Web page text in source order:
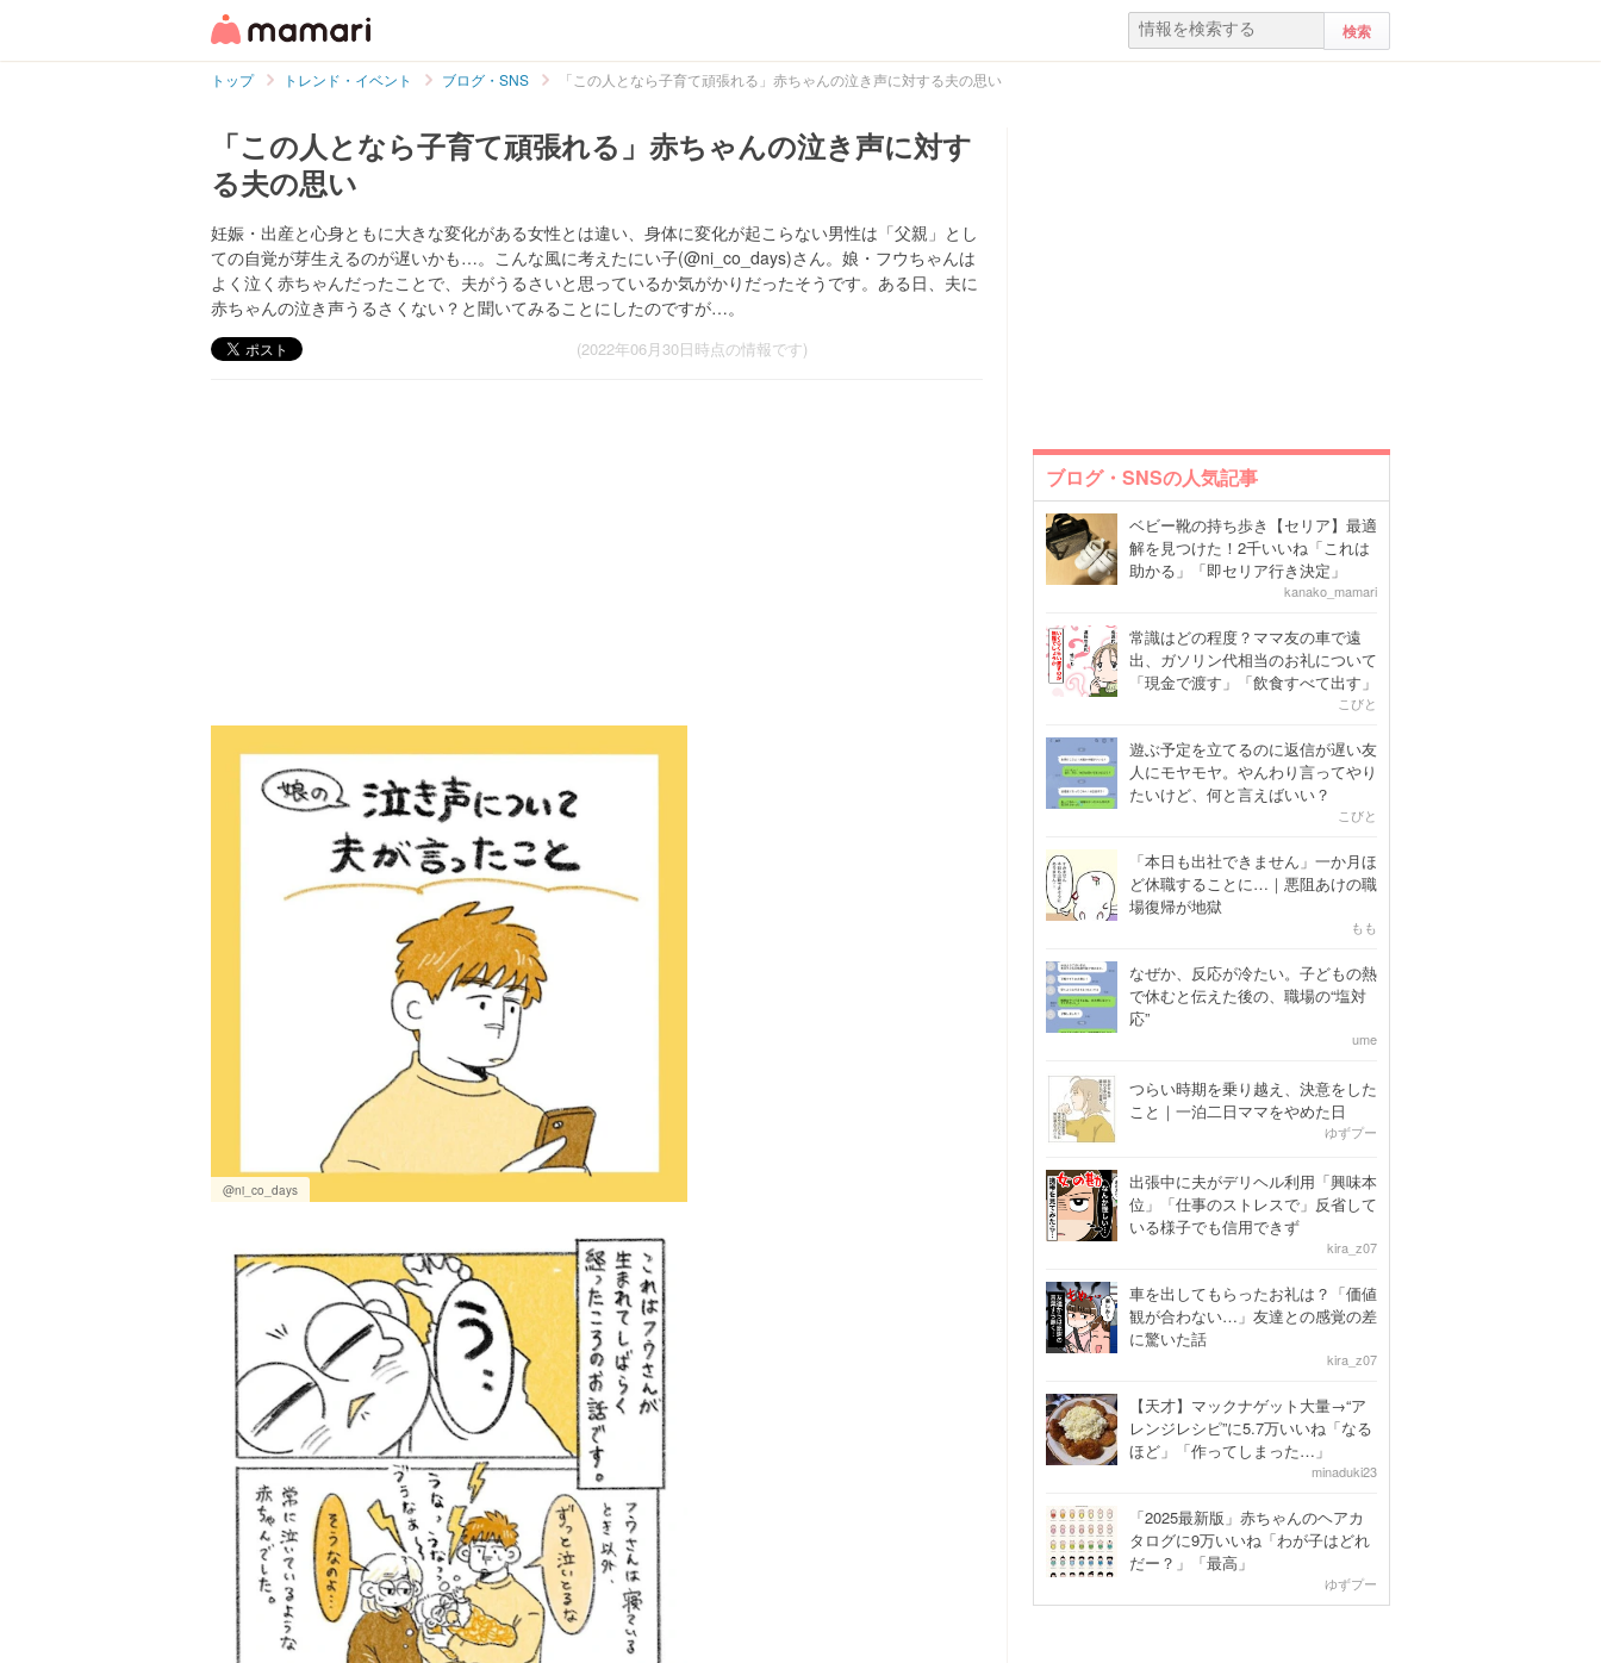
トップ トレンド・イベント ブログ・SNS 「この人となら子育て頑張れる」赤ちゃんの泣き声に対する夫の思い
「この人となら子育て頑張れる」赤ちゃんの泣き声に対す
る夫の思い
妊娠・出産と心身ともに大きな変化がある女性とは違い、身体に変化が起こらない男性は「父親」とし
ての自覚が芽生えるのが遅いかも…。こんな風に考えたにい子(@ni_co_days)さん。娘・フウちゃんは
よく泣く赤ちゃんだったことで、夫がうるさいと思っているか気がかりだったそうです。ある日、夫に
赤ちゃんの泣き声うるさくない？と聞いてみることにしたのですが…。
(2022年06月30日時点の情報です)
@ni_co_days
ブログ・SNSの人気記事
ベビー靴の持ち歩き【セリア】最適
解を見つけた！2千いいね「これは
助かる」「即セリア行き決定」
kanako_mamari
常識はどの程度？ママ友の車で遠
出、ガソリン代相当のお礼について
「現金で渡す」「飲食すべて出す」
こびと
遊ぶ予定を立てるのに返信が遅い友
人にモヤモヤ。やんわり言ってやり
たいけど、何と言えばいい？
こびと
「本日も出社できません」一か月ほ
ど休職することに…｜悪阻あけの職
場復帰が地獄
もも
なぜか、反応が冷たい。子どもの熱
で休むと伝えた後の、職場の“塩対
応”
ume
つらい時期を乗り越え、決意をした
こと｜一泊二日ママをやめた日
ゆずプー
出張中に夫がデリヘル利用「興味本
位」「仕事のストレスで」反省して
いる様子でも信用できず
kira_z07
車を出してもらったお礼は？「価値
観が合わない…」友達との感覚の差
に驚いた話
kira_z07
【天才】マックナゲット大量→“ア
レンジレシピ”に5.7万いいね「なる
ほど」「作ってしまった…」
minaduki23
「2025最新版」赤ちゃんのヘアカ
タログに9万いいね「わが子はどれ
だー？」「最高」
ゆずプー